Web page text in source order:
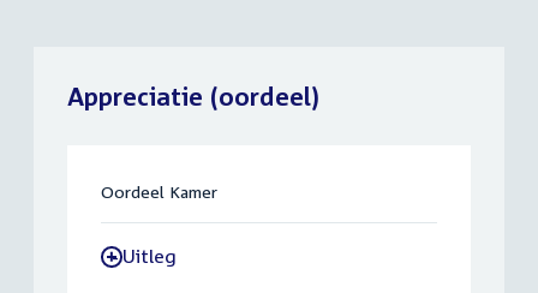
Appreciatie (oordeel)
Oordeel Kamer
-Uitleg